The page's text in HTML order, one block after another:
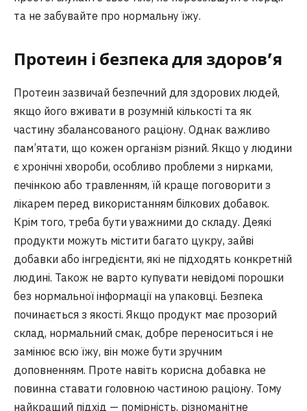
та не забувайте про нормальну їжу.
Протеин і безпека для здоров’я
Протеин зазвичай безпечний для здорових людей,
якщо його вживати в розумній кількості та як
частину збалансованого раціону. Однак важливо
пам’ятати, що кожен організм різний. Якщо у людини
є хронічні хвороби, особливо проблеми з нирками,
печінкою або травленням, їй краще поговорити з
лікарем перед використанням білкових добавок.
Крім того, треба бути уважними до складу. Деякі
продукти можуть містити багато цукру, зайві
добавки або інгредієнти, які не підходять конкретній
людині. Також не варто купувати невідомі порошки
без нормальної інформації на упаковці. Безпека
починається з якості. Якщо продукт має прозорий
склад, нормальний смак, добре переноситься і не
замінює всю їжу, він може бути зручним
доповненням. Проте навіть корисна добавка не
повинна ставати головною частиною раціону. Тому
найкращий підхід — помірність, різноманітне